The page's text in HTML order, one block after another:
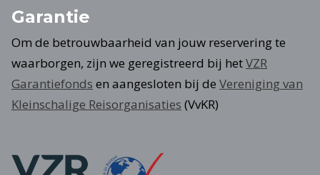
Garantie
Om de betrouwbaarheid van jouw reservering te
waarborgen, zijn we geregistreerd bij hetVZR
Garantiefonds en aangesloten bij de Vereniging van
Kleinschalige Reisorganisaties (VvKR)